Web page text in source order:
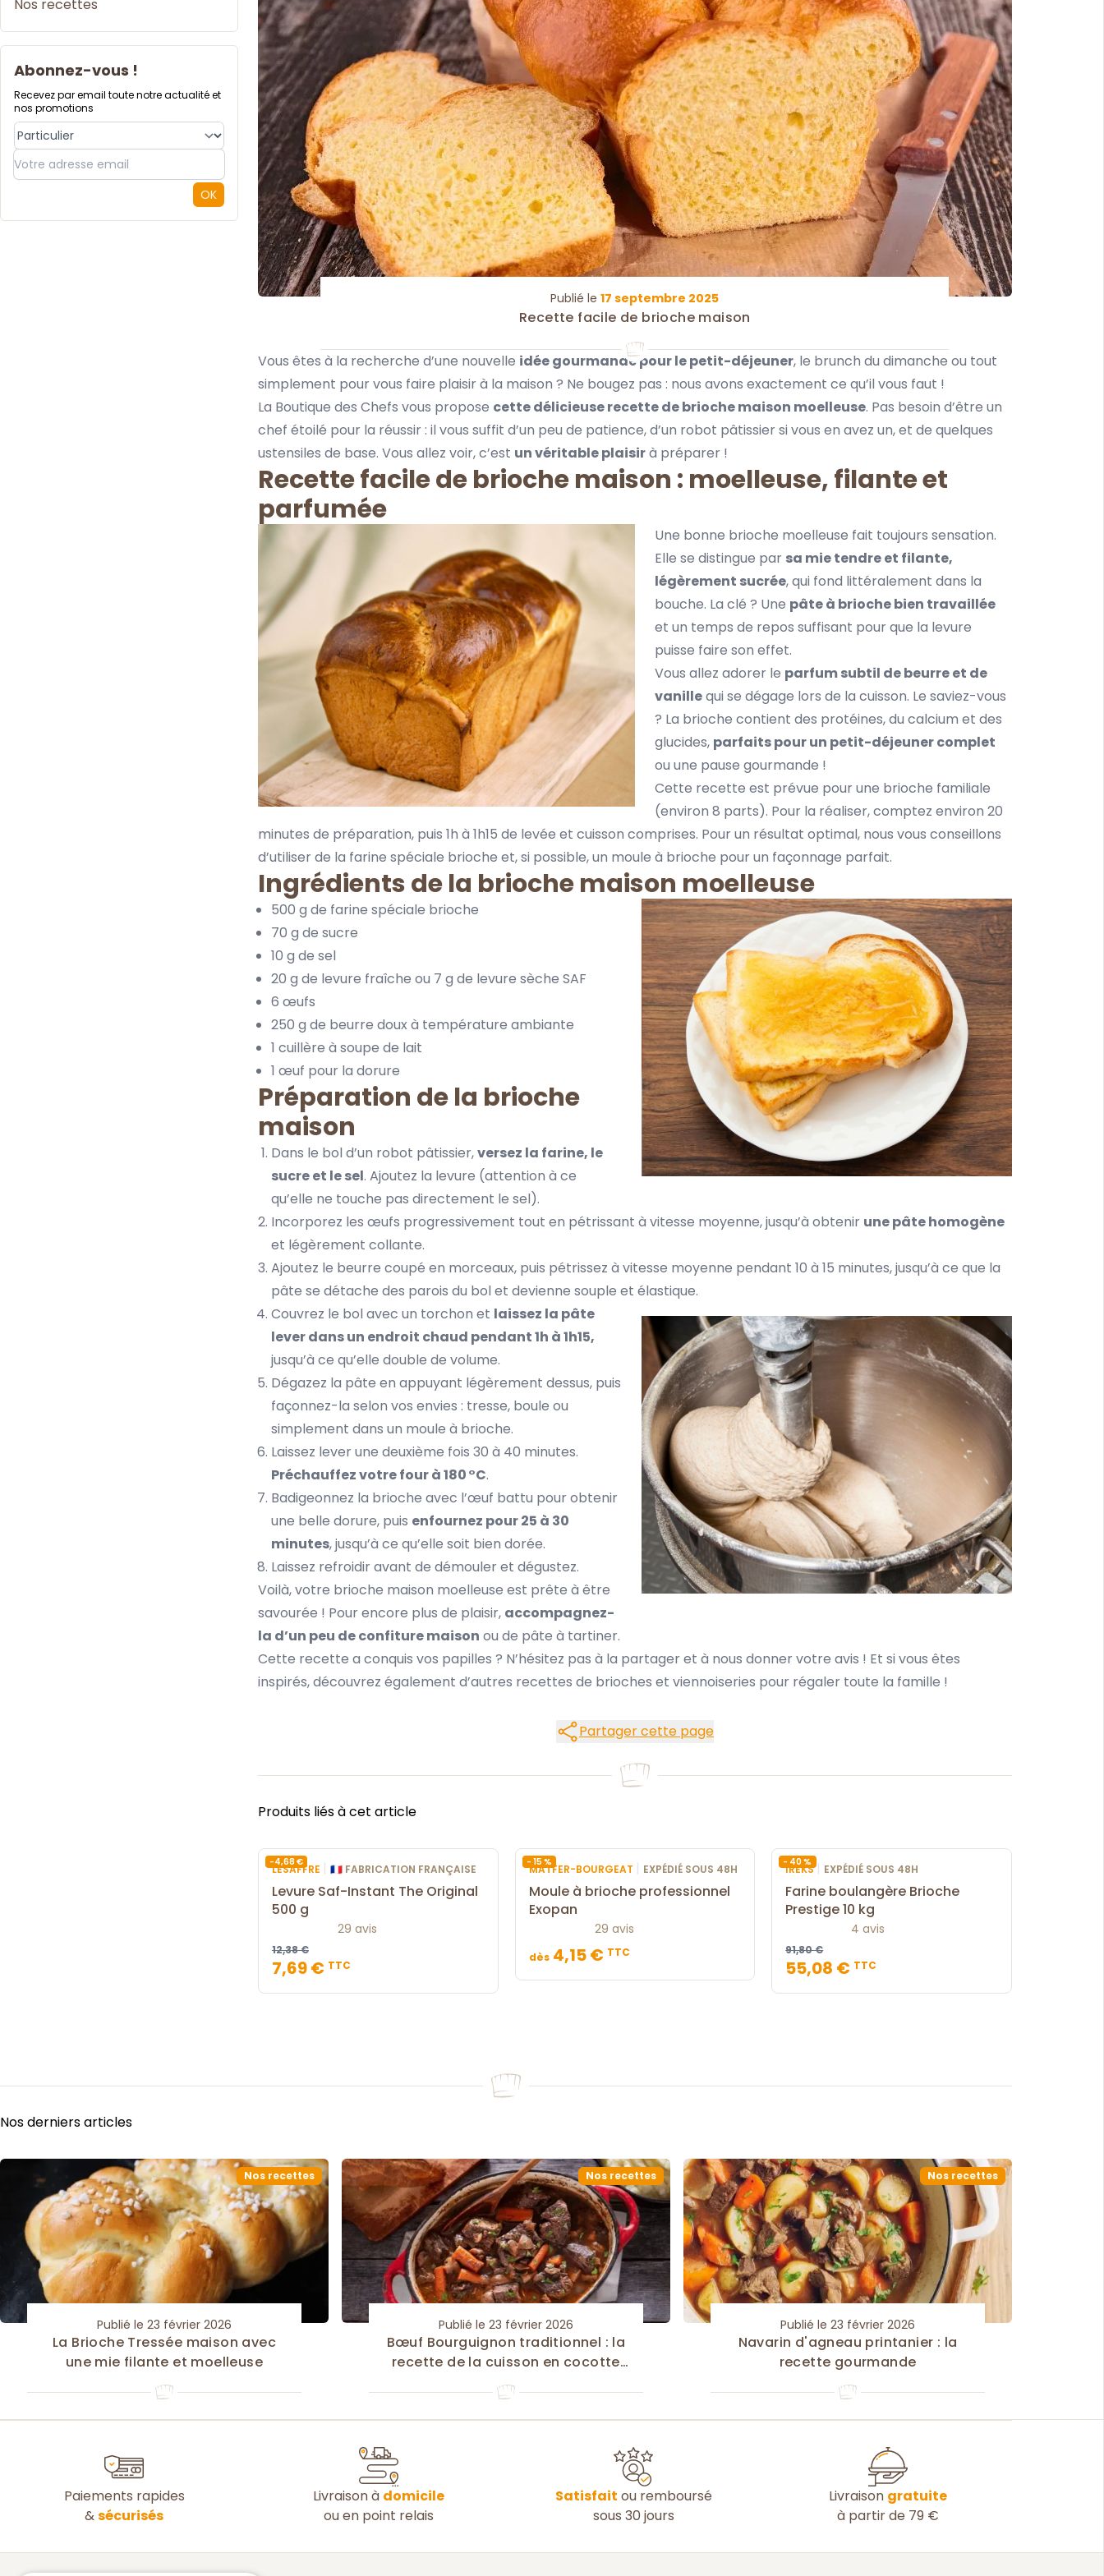
Nos recettes
Abonnez-vous !
Recevez par email toute notre actualité et
nos promotions
Type de compte
OK
Publié le17 septembre 2025
Recette facile de brioche maison
Vous êtes à la recherche d’une nouvelle idée gourmande pour le petit-déjeuner, le brunch du dimanche ou tout
simplement pour vous faire plaisir à la maison ? Ne bougez pas : nous avons exactement ce qu’il vous faut !
La Boutique des Chefs vous propose cette délicieuse recette de brioche maison moelleuse. Pas besoin d’être un
chef étoilé pour la réussir : il vous suffit d’un peu de patience, d’un robot pâtissier si vous en avez un, et de quelques
ustensiles de base. Vous allez voir, c’est un véritable plaisirà préparer !
Recette facile de brioche maison : moelleuse, filante et
parfumée
Une bonne brioche moelleuse fait toujours sensation.
Elle se distingue par sa mie tendre et filante,
légèrement sucrée, qui fond littéralement dans la
bouche. La clé ? Une pâte à brioche bien travaillée
et un temps de repos suffisant pour que la levure
puisse faire son effet.
Vous allez adorer le parfum subtil de beurre et de
vanillequi se dégage lors de la cuisson. Le saviez-vous
? La brioche contient des protéines, du calcium et des
glucides, parfaits pour un petit-déjeuner complet
ou une pause gourmande !
Cette recette est prévue pour une brioche familiale
(environ 8 parts). Pour la réaliser, comptez environ 20
minutes de préparation, puis 1h à 1h15 de levée et cuisson comprises. Pour un résultat optimal, nous vous conseillons
d’utiliser de la farine spéciale brioche et, si possible, un moule à brioche pour un façonnage parfait.
Ingrédients de la brioche maison moelleuse
500 g de farine spéciale brioche
70 g de sucre
10 g de sel
20 g de levure fraîche ou 7 g de levure sèche SAF
6 œufs
250 g de beurre doux à température ambiante
1 cuillère à soupe de lait
1 œuf pour la dorure
Préparation de la brioche
maison
Dans le bol d’un robot pâtissier,versez la farine, le
sucre et le sel. Ajoutez la levure (attention à ce
qu’elle ne touche pas directement le sel).
Incorporez les œufs progressivement tout en pétrissant à vitesse moyenne, jusqu’à obtenir une pâte homogène
et légèrement collante.
Ajoutez le beurre coupé en morceaux, puis pétrissez à vitesse moyenne pendant 10 à 15 minutes, jusqu’à ce que la
pâte se détache des parois du bol et devienne souple et élastique.
Couvrez le bol avec un torchon et laissez la pâte
lever dans un endroit chaud pendant 1h à 1h15,
jusqu’à ce qu’elle double de volume.
Dégazez la pâte en appuyant légèrement dessus, puis
façonnez-la selon vos envies : tresse, boule ou
simplement dans un moule à brioche.
Laissez lever une deuxième fois 30 à 40 minutes.
Préchauffez votre four à 180 °C.
Badigeonnez la brioche avec l’œuf battu pour obtenir
une belle dorure, puis enfournez pour 25 à 30
minutes, jusqu’à ce qu’elle soit bien dorée.
Laissez refroidir avant de démouler et dégustez.
Voilà, votre brioche maison moelleuse est prête à être
savourée ! Pour encore plus de plaisir, accompagnez-
la d’un peu de confiture maison ou de pâte à tartiner.
Cette recette a conquis vos papilles ? N’hésitez pas à la partager et à nous donner votre avis ! Et si vous êtes
inspirés, découvrez également d’autres recettes de brioches et viennoiseries pour régaler toute la famille !
Partager cette page
Partager cette page
Produits liés à cet article
-4,68 €
LESAFFRE | 🇫🇷 FABRICATION FRANÇAISE
Levure Saf-Instant The Original
500 g
29 avis
12,38 €
7,69 € TTC
- 15 %
MATFER-BOURGEAT | EXPÉDIÉ SOUS 48H
Moule à brioche professionnel
Exopan
29 avis
dès4,15 € TTC
- 40 %
IREKS| EXPÉDIÉ SOUS 48H
Farine boulangère Brioche
Prestige 10 kg
4 avis
91,80 €
55,08 € TTC
Nos derniers articles
Nos recettes
Publié le 23 février 2026
La Brioche Tressée maison avec
une mie filante et moelleuse
Nos recettes
Publié le 23 février 2026
Bœuf Bourguignon traditionnel : la
recette de la cuisson en cocotte
en fonte
Nos recettes
Publié le 23 février 2026
Navarin d'agneau printanier : la
recette gourmande
Paiements rapides
&sécurisés
Livraison à domicile
ou en point relais
Satisfait ou remboursé
sous 30 jours
Livraison gratuite
à partir de 79 €